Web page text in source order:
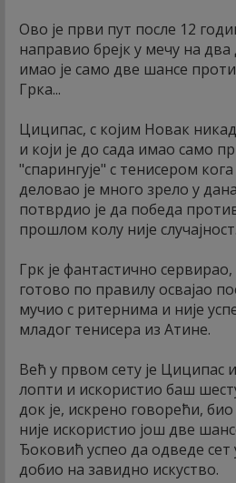
Ово је први пут после 12
направио брејк у мечу на два
имао је само две шансе
Грка...
Циципас, с којим Новак
и који је до сада имао само
"спарингује" с тенисером
деловао је много зрело у
потврдио је да победа
прошлом колу није случајност.
Грк је фантастично
готово по правилу освајао
мучио с ритернима и није
младог тенисера из Атине.
Већ у првом сету је Циципас
лопти и искористио баш
док је, искрено говорећи,
није искористио још две
Ђоковић успео да одведе сет
добио на завидно искуство.